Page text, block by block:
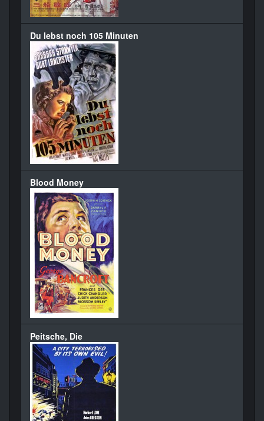
Du lebst noch 105 Minuten
Blood Money
Peitsche, Die